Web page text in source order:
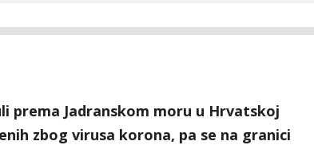
prema Jadranskom moru u Hrvatskoj
zbog virusa korona, pa se na granici